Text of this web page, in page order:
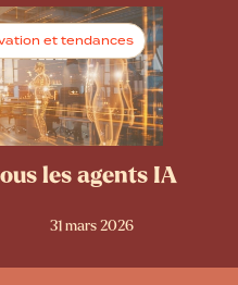
et tendances
les agents IA
31 mars 2026